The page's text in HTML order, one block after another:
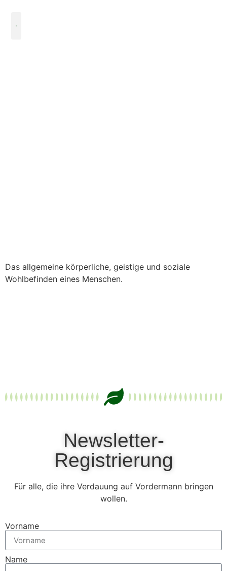
Das allgemeine körperliche, geistige und soziale
Wohlbefinden eines Menschen.
Newsletter-
Registrierung
Für alle, die ihre Verdauung auf Vordermann bringen
wollen.
Vorname
Name